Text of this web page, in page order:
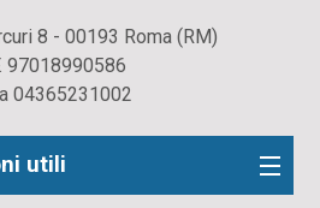
8 - 00193 Roma (RM)
97018990586
04365231002
utili